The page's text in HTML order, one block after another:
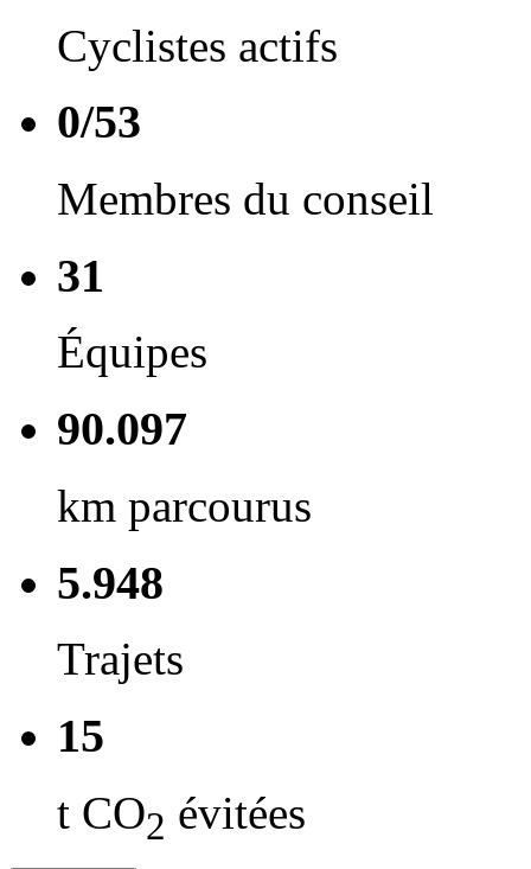
Cyclistes actifs
0/53
Membres du conseil
31
Équipes
90.097
km parcourus
5.948
Trajets
15
t CO2 évitées